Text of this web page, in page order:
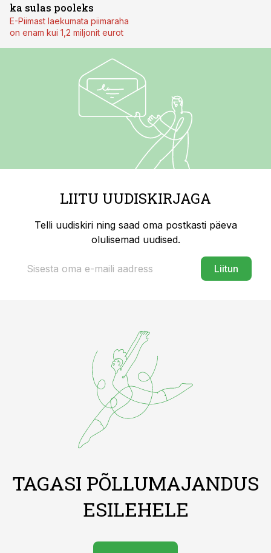
ka sulas pooleks
E-Piimast laekumata piimaraha
on enam kui 1,2 miljonit eurot
LIITU UUDISKIRJAGA
Telli uudiskiri ning saad oma postkasti päeva
olulisemad uudised.
Liitun
TAGASI PÕLLUMAJANDUS
ESILEHELE